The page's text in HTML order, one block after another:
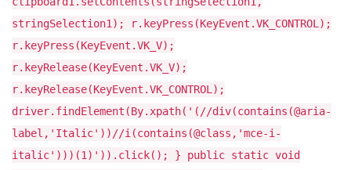
stringSelection1); r.keyPress(KeyEvent.VK_CONTROL);
r.keyPress(KeyEvent.VK_V);
r.keyRelease(KeyEvent.VK_V);
r.keyRelease(KeyEvent.VK_CONTROL);
driver.findElement(By.xpath('(//div(contains(@aria-
label,'Italic'))//i(contains(@class,'mce-i-
italic')))(1)')).click(); } public static void